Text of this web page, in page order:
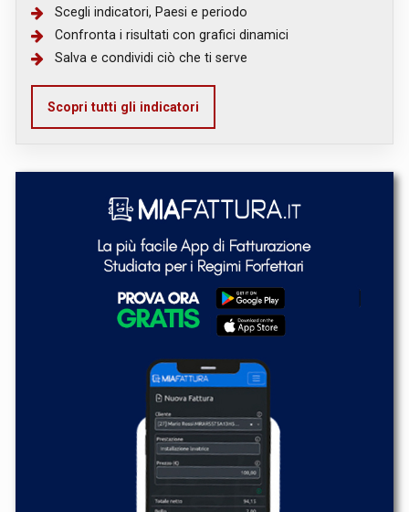
Scegli indicatori, Paesi e periodo
Confronta i risultati con grafici dinamici
Salva e condividi ciò che ti serve
Scopri tutti gli indicatori